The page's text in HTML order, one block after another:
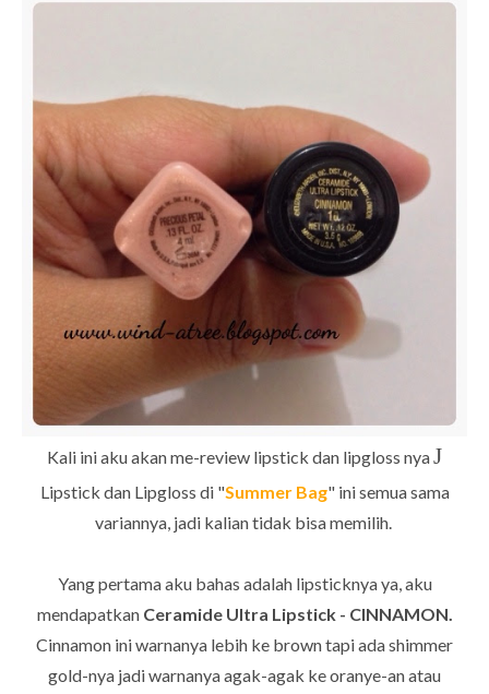
Kali ini aku akan me-review lipstick dan lipgloss nyaJ
Lipstick dan Lipgloss di "Summer Bag" ini semua sama
variannya, jadi kalian tidak bisa memilih.
Yang pertama aku bahas adalah lipsticknya ya, aku
mendapatkan Ceramide Ultra Lipstick - CINNAMON.
Cinnamon ini warnanya lebih ke brown tapi ada shimmer
gold-nya jadi warnanya agak-agak ke oranye-an atau